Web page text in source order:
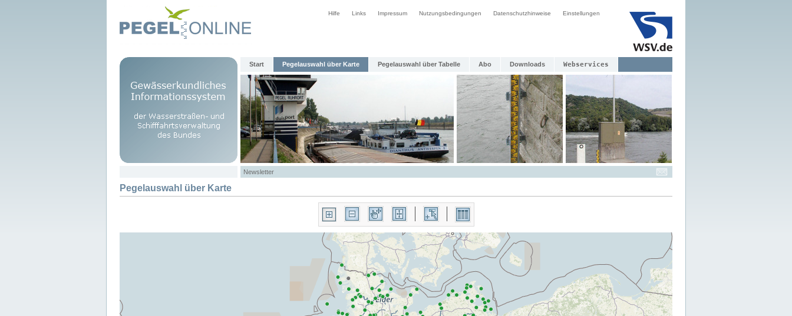
Hilfe Links Impressum Nutzungsbedingungen Datenschutzhinweise Einstellungen
Start Pegelauswahl über Karte Pegelauswahl über Tabelle Abo Downloads Webservices
Newsletter
Pegelauswahl über Karte